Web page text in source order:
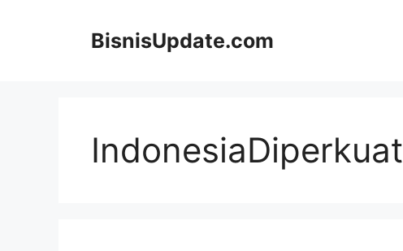
BisnisUpdate.com
IndonesiaDiperkuat